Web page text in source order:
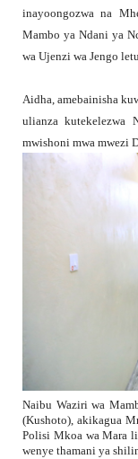
inayoongozwa na
Mambo ya Ndani ya
wa Ujenzi wa Jengo
Aidha, amebainisha
ulianza kutekelezwa
mwishoni mwa mwezi
Naibu Waziri wa
(Kushoto), akikagua
Polisi Mkoa wa Mara
wenye thamani ya